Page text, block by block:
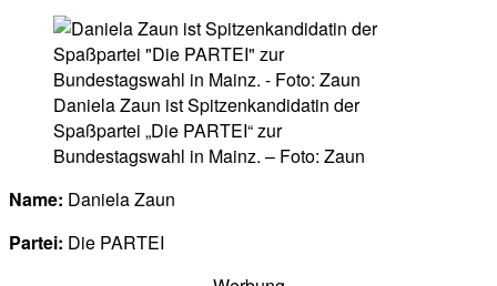
Daniela Zaun ist Spitzenkandidatin der
Spaßpartei „Die PARTEI“ zur
Bundestagswahl in Mainz. – Foto: Zaun
Name: Daniela Zaun
Partei: Die PARTEI